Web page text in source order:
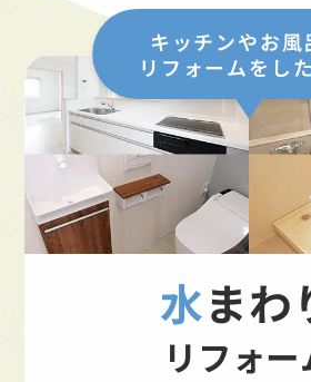
キッチンやお風
リフォームをし
水ま
リフォー